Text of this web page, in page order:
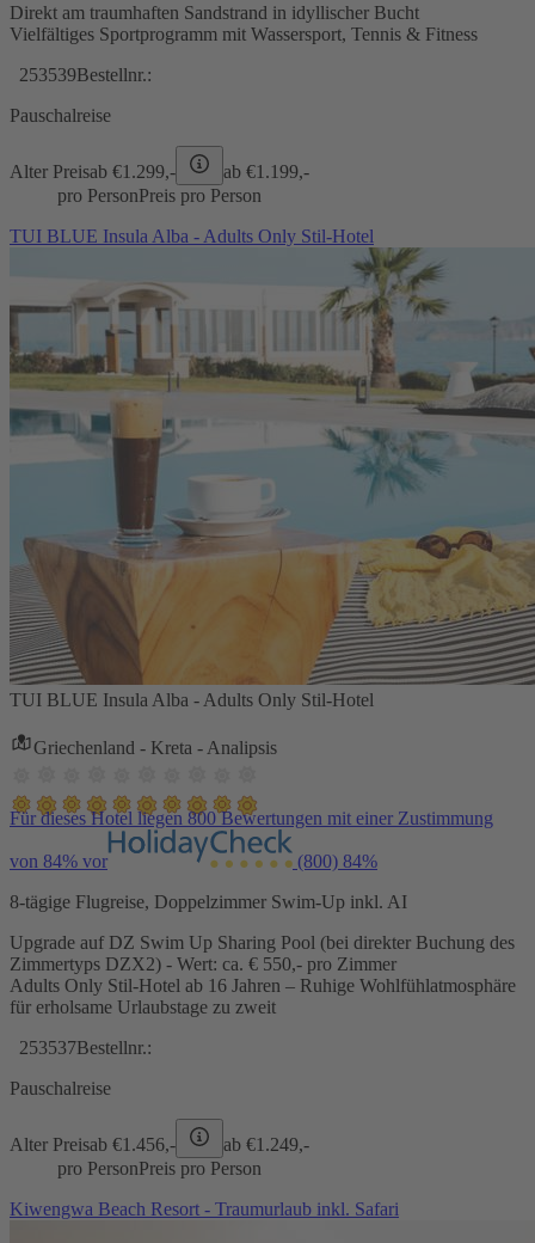
Direkt am traumhaften Sandstrand in idyllischer Bucht
Vielfältiges Sportprogramm mit Wassersport, Tennis & Fitness
253539Bestellnr.:
Pauschalreise
Alter Preisab €1.299,- ab €1.199,-
pro PersonPreis pro Person
TUI BLUE Insula Alba - Adults Only Stil-Hotel
TUI BLUE Insula Alba - Adults Only Stil-Hotel
Griechenland - Kreta - Analipsis
Für dieses Hotel liegen 800 Bewertungen mit einer Zustimmung
von 84% vor (800) 84%
8-tägige Flugreise, Doppelzimmer Swim-Up inkl. AI
Upgrade auf DZ Swim Up Sharing Pool (bei direkter Buchung des
Zimmertyps DZX2) - Wert: ca. € 550,- pro Zimmer
Adults Only Stil-Hotel ab 16 Jahren – Ruhige Wohlfühlatmosphäre
für erholsame Urlaubstage zu zweit
253537Bestellnr.:
Pauschalreise
Alter Preisab €1.456,- ab €1.249,-
pro PersonPreis pro Person
Kiwengwa Beach Resort - Traumurlaub inkl. Safari